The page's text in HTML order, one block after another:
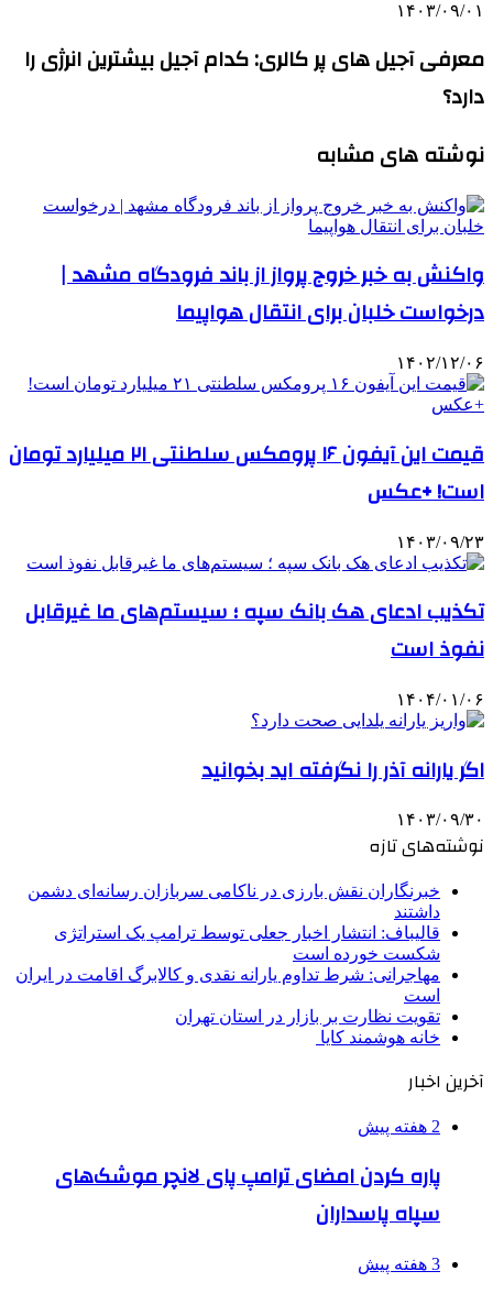
۱۴۰۳/۰۹/۰۱
معرفی آجیل های پر کالری: کدام آجیل بیشترین انرژی را
دارد؟
نوشته های مشابه
واکنش به خبر خروج پرواز از باند فرودگاه مشهد |
درخواست خلبان برای انتقال هواپیما
۱۴۰۲/۱۲/۰۶
قیمت این آیفون ۱۶ پرومکس سلطنتی ۲۱ میلیارد تومان
است! +عکس
۱۴۰۳/۰۹/۲۳
تکذیب ادعای هک بانک سپه ؛ سیستم‌های ما غیرقابل
نفوذ است
۱۴۰۴/۰۱/۰۶
اگر یارانه آذر را نگرفته اید بخوانید
۱۴۰۳/۰۹/۳۰
نوشته‌های تازه
خبرنگاران نقش بارزی در ناکامی سربازان رسانه‌ای دشمن
داشتند
قالیباف: انتشار اخبار جعلی توسط ترامپ یک استراتژی
شکست خورده است
مهاجرانی: شرط تداوم یارانه نقدی و کالابرگ اقامت در ایران
است
تقویت نظارت بر بازار در استان تهران
خانه هوشمند کایا
آخرین اخبار
2 هفته پیش
پاره کردن امضای ترامپ پای لانچر موشک‌های
سپاه پاسداران
3 هفته پیش